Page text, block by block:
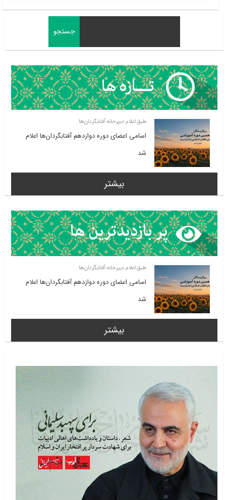
طبق اعلام دبیرخانه آفتابگردان‌ها
اسامی اعضای دوره دوازدهم آفتابگردان‌ها اعلام
شد
بیشتر
طبق اعلام دبیرخانه آفتابگردان‌ها
اسامی اعضای دوره دوازدهم آفتابگردان‌ها اعلام
شد
بیشتر